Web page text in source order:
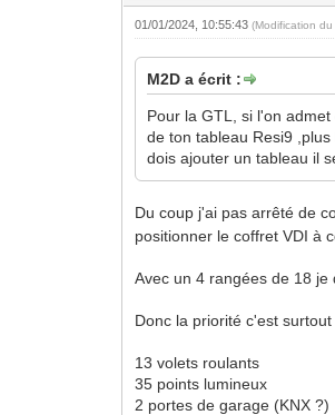
01/01/2024, 10:55:43(Modification
M2D a écrit :
Pour la GTL, si l'on
de ton tableau Resi9
dois ajouter un tableau il
Du coup j'ai pas arrêté de
positionner le coffret VDI à
Avec un 4 rangées de 18
Donc la priorité c'est
13 volets roulants
35 points lumineux
2 portes de garage (KNX ?)